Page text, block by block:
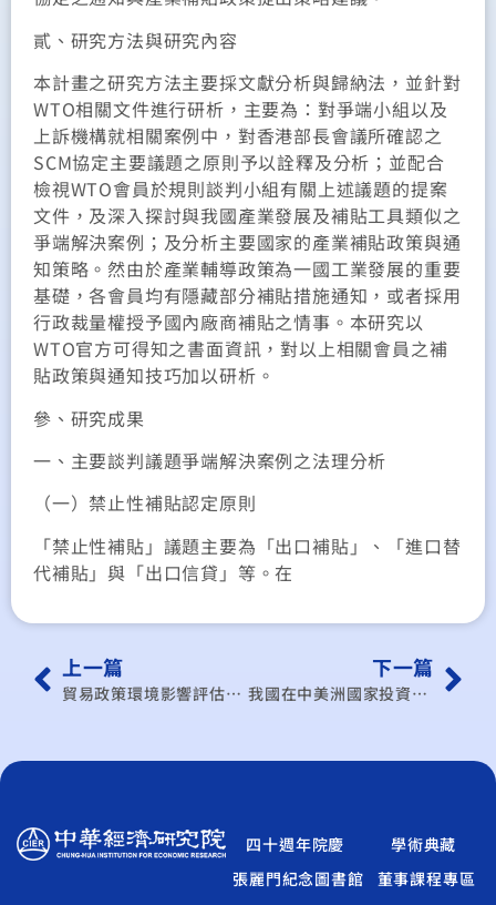
貳、研究方法與研究內容
本計畫之研究方法主要採文獻分析與歸納法，並針對
WTO相關文件進行研析，主要為：對爭端小組以及
上訴機構就相關案例中，對香港部長會議所確認之
SCM協定主要議題之原則予以詮釋及分析；並配合
檢視WTO會員於規則談判小組有關上述議題的提案
文件，及深入探討與我國產業發展及補貼工具類似之
爭端解決案例；及分析主要國家的產業補貼政策與通
知策略。然由於產業輔導政策為一國工業發展的重要
基礎，各會員均有隱藏部分補貼措施通知，或者採用
行政裁量權授予國內廠商補貼之情事。本研究以
WTO官方可得知之書面資訊，對以上相關會員之補
貼政策與通知技巧加以研析。
參、研究成果
一、主要談判議題爭端解決案例之法理分析
（一）禁止性補貼認定原則
「禁止性補貼」議題主要為「出口補貼」、「進口替
代補貼」與「出口信貸」等。在
上一篇
貿易政策環境影響評估模型及實例分析
下一篇
我國在中美洲國家投資策略之研究
四十週年院慶
學術典藏
張麗門紀念圖書館
董事課程專區